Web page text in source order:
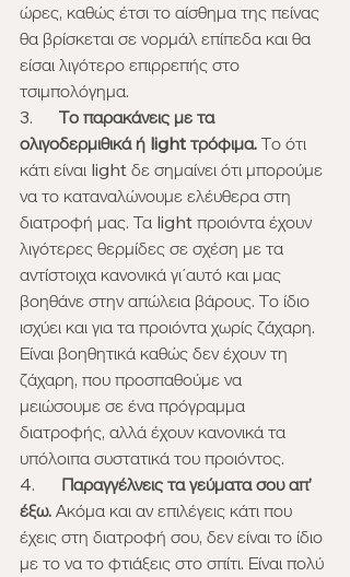
ώρες, καθώς έτσι το αίσθημα της πείνας
θα βρίσκεται σε νορμάλ επίπεδα και θα
είσαι λιγότερο επιρρεπής στο
τσιμπολόγημα.
3.
Το παρακάνεις με τα
ολιγοδερμιθικά ή light τρόφιμα. Το ότι
κάτι είναι light δε σημαίνει ότι μπορούμε
να το καταναλώνουμε ελέυθερα στη
διατροφή μας. Τα light προιόντα έχουν
λιγότερες θερμίδες σε σχέση με τα
αντίστοιχα κανονικά γι΄αυτό και μας
βοηθάνε στην απώλεια βάρους. Το ίδιο
ισχύει και για τα προιόντα χωρίς ζάχαρη.
Είναι βοηθητικά καθώς δεν έχουν τη
ζάχαρη, που προσπαθούμε να
μειώσουμε σε ένα πρόγραμμα
διατροφής, αλλά έχουν κανονικά τα
υπόλοιπα συστατικά του προιόντος.
4. Παραγγέλνεις τα γεύματα σου απ’
έξω. Ακόμα και αν επιλέγεις κάτι που
έχεις στη διατροφή σου, δεν είναι το ίδιο
με το να το φτιάξεις στο σπίτι. Είναι πολύ